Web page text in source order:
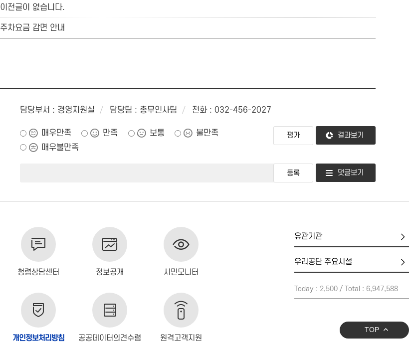
이전글이 없습니다.
주차요금 감면 안내
담당부서 : 경영지원실 담당팀 : 총무인사팀 전화 : 032-456-2027
매우만족 만족 보통
불만족
매우불만족
결과보기
댓글보기
청렴상담센터 정보공개 시민모니터
개인정보처리방침 공공데이터의견수렴 원격고객지원
유
관
우
단
주
Today : 2,500 / Total : 6,947,588
TOP